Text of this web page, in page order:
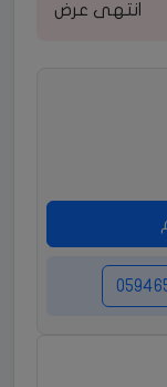
انتهى عرض